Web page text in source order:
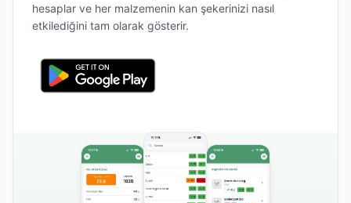
hesaplar ve her malzemenin kan şekerinizi nasıl
etkilediğini tam olarak gösterir.